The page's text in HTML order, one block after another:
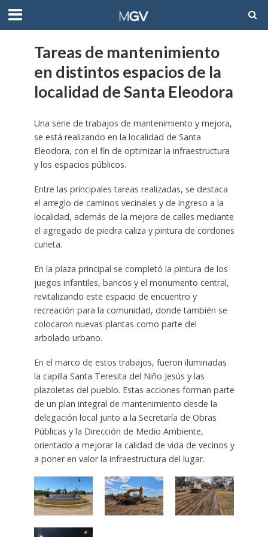
Tareas de mantenimiento
en distintos espacios de la
localidad de Santa Eleodora
Una serie de trabajos de mantenimiento y mejora,
se está realizando en la localidad de Santa
Eleodora, con el fin de optimizar la infraestructura
y los espacios públicos.
Entre las principales tareas realizadas, se destaca
el arreglo de caminos vecinales y de ingreso a la
localidad, además de la mejora de calles mediante
el agregado de piedra caliza y pintura de cordones
cuneta.
En la plaza principal se completó la pintura de los
juegos infantiles, bancos y el monumento central,
revitalizando este espacio de encuentro y
recreación para la comunidad, donde también se
colocaron nuevas plantas como parte del
arbolado urbano.
En el marco de estos trabajos, fueron iluminadas
la capilla Santa Teresita del Niño Jesús y las
plazoletas del pueblo. Estas acciones forman parte
de un plan integral de mantenimiento desde la
delegación local junto a la Secretaría de Obras
Públicas y la Dirección de Medio Ambiente,
orientado a mejorar la calidad de vida de vecinos y
a poner en valor la infraestructura del lugar.